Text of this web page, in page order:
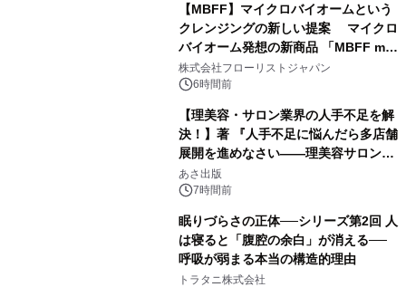
【MBFF】マイクロバイオームという
クレンジングの新しい提案 マイクロ
バイオーム発想の新商品 「MBFF mb
クレンジングPRO」を2026年8月6日
発売
株式会社フローリストジャパン
6時間前
【理美容・サロン業界の人手不足を解
決！】著 『人手不足に悩んだら多店舗
展開を進めなさい――理美容サロン
「多店舗展開」の教科書』2026年8月
24日（月）発売
あさ出版
7時間前
眠りづらさの正体──シリーズ第2回 人
は寝ると「腹腔の余白」が消える──
呼吸が弱まる本当の構造的理由
トラタニ株式会社